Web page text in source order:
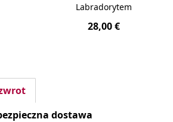
Labradorytem
28,00 €
dostawa